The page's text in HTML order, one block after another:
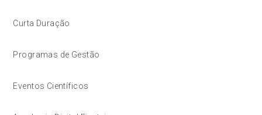
Curta Duração
Programas de Gestão
Eventos Científicos